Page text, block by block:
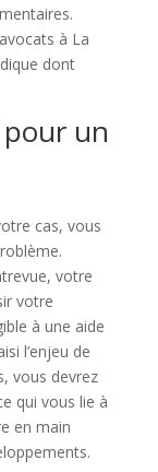
à La
dont
pour un
cas, vous
votre
votre
à une aide
l’enjeu de
vous devrez
qui vous lie à
en main